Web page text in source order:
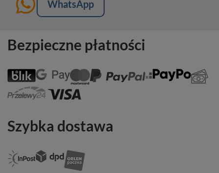
WhatsApp
Bezpieczne płatności
Szybka dostawa